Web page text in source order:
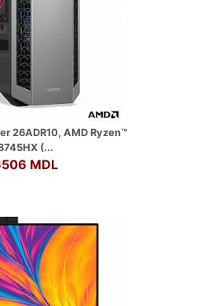
26ADR10, AMD Ryzen™
(...
MDL